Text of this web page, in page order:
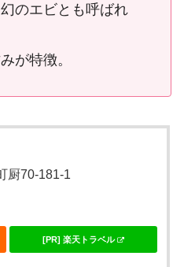
のエビとも呼ばれ
が特徴。
厨70-181-1
[PR] 楽天トラベル